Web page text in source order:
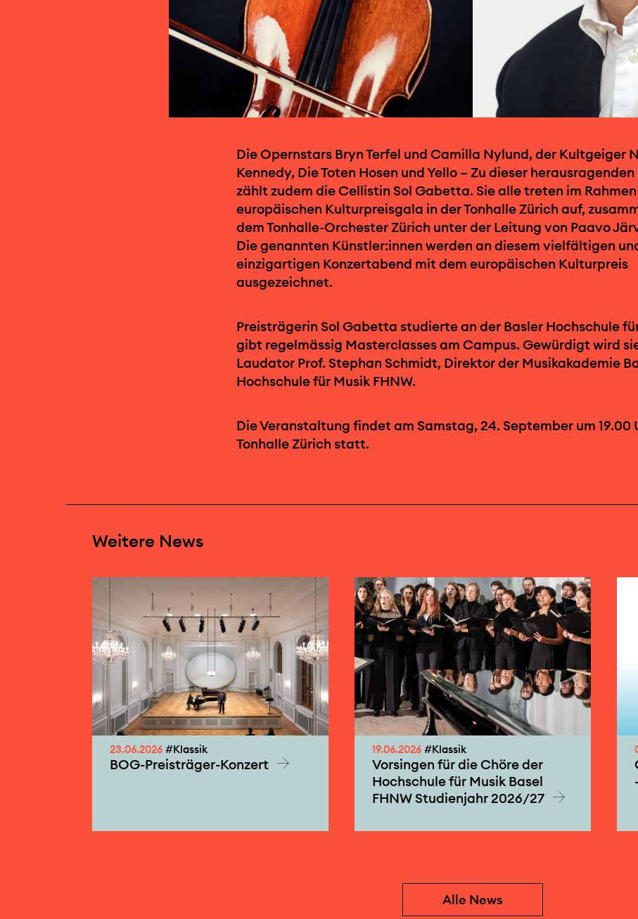
Die Opernstars Bryn Terfel und Camilla Nylund, der Kultgeiger
Kennedy, Die Toten Hosen und Yello – Zu dieser
zählt zudem die Cellistin Sol Gabetta. Sie alle treten im
europäischen Kulturpreisgala in der Tonhalle Zürich auf,
dem Tonhalle-Orchester Zürich unter der Leitung von Paavo
Die genannten Künstler:innen werden an diesem vielfältigen
einzigartigen Konzertabend mit dem europäischen Kulturpreis
ausgezeichnet.
Preisträgerin Sol Gabetta studierte an der Basler Hochschule
gibt regelmässig Masterclasses am Campus. Gewürdigt wird
Laudator Prof. Stephan Schmidt, Direktor der Musikakademie
Hochschule für Musik FHNW.
Die Veranstaltung findet am Samstag, 24. September um 19.00
Tonhalle Zürich statt.
Weitere News
23.06.2026 #Klassik
BOG-Preisträger-Konzert
19.06.2026 #Klassik
Vorsingen für die Chöre der
Hochschule für Musik Basel
FHNW Studienjahr 2026/27
Alle News